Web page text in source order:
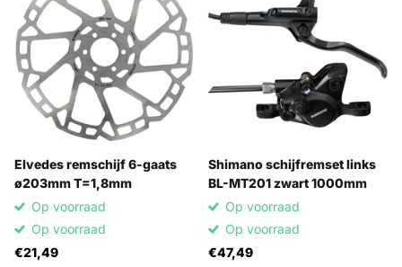
Elvedes remschijf 6-gaats
ø203mm T=1,8mm
Op voorraad
Op voorraad
€21,49
Shimano schijfremset links
BL-MT201 zwart 1000mm
Op voorraad
Op voorraad
€47,49